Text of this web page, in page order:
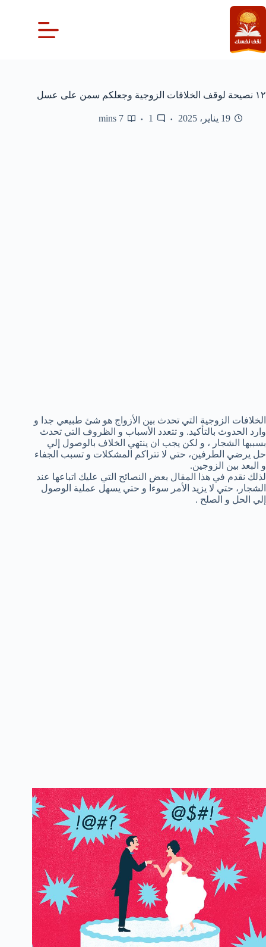
التجاوز
إلى
المحتوى
١٢ نصيحة لوقف الخلافات الزوجية وجعلكم سمن على عسل
19 يناير، 2025 1
7 mins
الخلافات الزوجية التي تحدث بين الأزواج هو شئ طبيعي جدا و
وارد الحدوث بالتأكيد. و تتعدد الأسباب و الظروف التي تحدث
بسببها الشجار ، و لكن يجب ان ينتهي الخلاف بالوصول إلي
حل يرضي الطرفين، حتي لا تتراكم المشكلات و تسبب الجفاء
و البعد بين الزوجين.
لذلك نقدم في هذا المقال بعض النصائح التي عليك اتباعها عند
الشجار، حتي لا يزيد الأمر سوءا و حتي يسهل عملية الوصول
إلي الحل و الصلح .